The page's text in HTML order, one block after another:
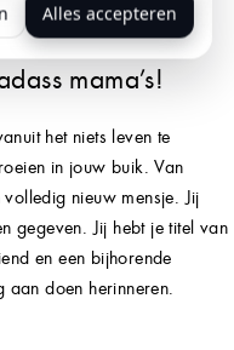
mama’s!
het niets leven te
in jouw buik. Van
nieuw mensje. Jij
gegeven. Jij hebt je titel van
en een bijhorende
doen herinneren.
Alles accepteren